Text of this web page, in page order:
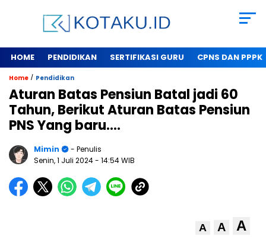
HOME PENDIDIKAN SERTIFIKASI GURU CPNS DAN PPPK
Home / Pendidikan
Aturan Batas Pensiun Batal jadi 60
Tahun, Berikut Aturan Batas Pensiun
PNS Yang baru….
Mimin
- Penulis
Senin, 1 Juli 2024- 14:54 WIB
A A A